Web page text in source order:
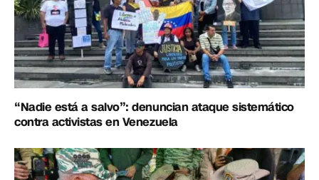
“Nadie está a salvo”: denuncian ataque sistemático
contra activistas en Venezuela